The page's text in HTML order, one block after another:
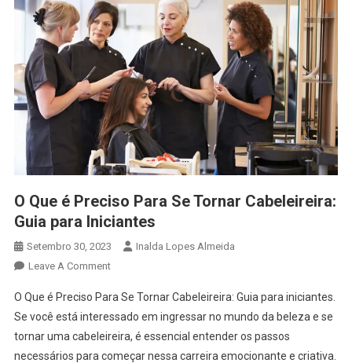
O Que é Preciso Para Se Tornar Cabeleireira:
Guia para Iniciantes
Setembro 30, 2023
Inalda Lopes Almeida
Leave A CommentOn
Que
É
Preciso
Para
O Que é Preciso Para Se Tornar Cabeleireira: Guia para iniciantes.
Se você está interessado em ingressar no mundo da beleza e se
tornar uma cabeleireira, é essencial entender os passos
necessários para começar nessa carreira emocionante e criativa.